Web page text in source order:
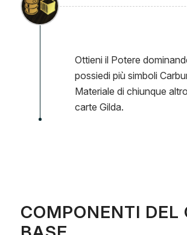
Ottieni il Potere
possiedi più simboli
Materiale di chiunque
carte Gilda.
COMPONENTI DEL